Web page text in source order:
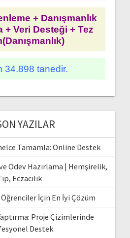
+ Danışmanlık
+ Veri Desteği + Tez
34.898 tanedir.
YAZILAR
Tamamla: Online Destek
Ödev Hazırlama | Hemşirelik,
Eczacılık
İçin En İyi Çözüm
Proje Çizimlerinde
Destek